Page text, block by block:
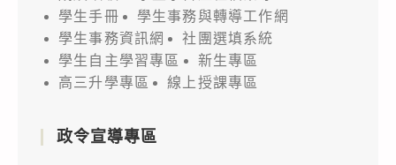
學生手冊
學生事務與轉導工作網
學生事務資訊網
社團選填系統
學生自主學習專區
新生專區
高三升學專區
線上授課專區
政令宣導專區